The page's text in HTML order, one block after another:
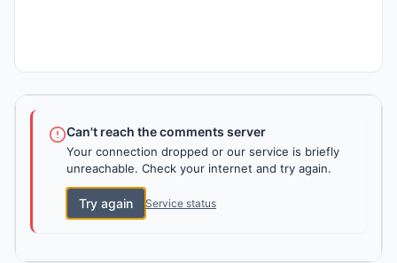
Can't reach the comments server
Your connection dropped or our service is briefly
unreachable. Check your internet and try again.
Try again Service status